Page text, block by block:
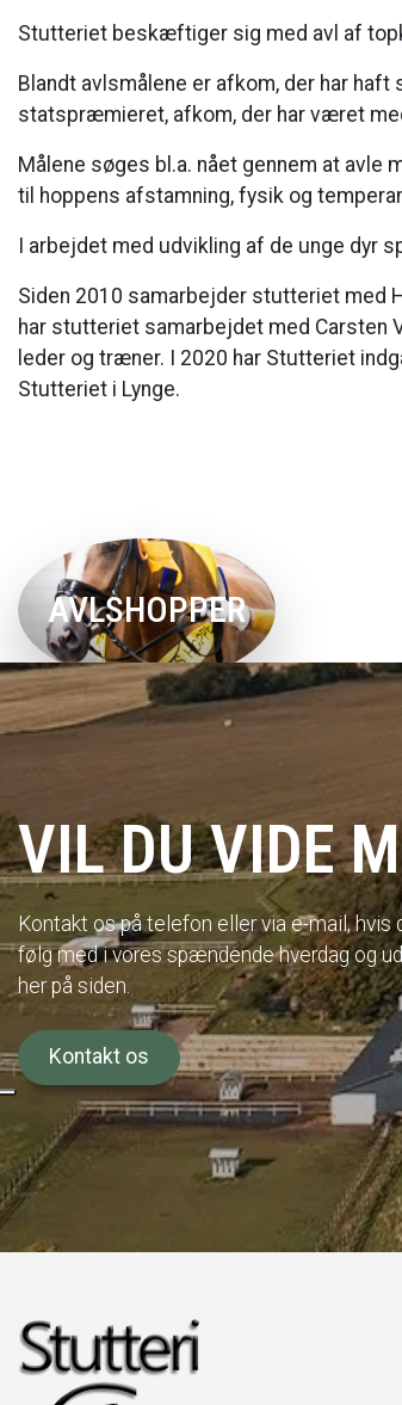
Stutteriet beskæftiger sig med avl af
Blandt avlsmålene er afkom, der har
statspræmieret, afkom, der har været
Målene søges bl.a. nået gennem at
til hoppens afstamning, fysik og
I arbejdet med udvikling af de unge
Siden 2010 samarbejder stutteriet med
har stutteriet samarbejdet med Carsten
leder og træner. I 2020 har Stutteriet
Stutteriet i Lynge.
AVLSHOPPER
Se vores avlshopper
VIL DU VIDE
Kontakt os på telefon eller via e-mail, hvis
følg med i vores spændende hverdag og
her på siden.
Kontakt os